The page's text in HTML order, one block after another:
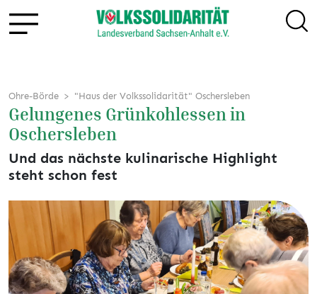
Ohre-Börde "Haus der Volkssolidarität" Oschersleben
Gelungenes Grünkohlessen in
Oschersleben
Und das nächste kulinarische Highlight
steht schon fest